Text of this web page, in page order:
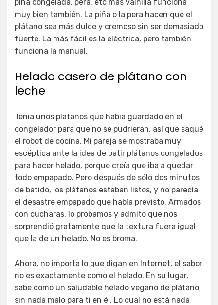
piña congelada, pera, etc más vainilla funciona
muy bien también. La piña o la pera hacen que el
plátano sea más dulce y cremoso sin ser demasiado
fuerte. La más fácil es la eléctrica, pero también
funciona la manual.
Helado casero de plátano con
leche
Tenía unos plátanos que había guardado en el
congelador para que no se pudrieran, así que saqué
el robot de cocina. Mi pareja se mostraba muy
escéptica ante la idea de batir plátanos congelados
para hacer helado, porque creía que iba a quedar
todo empapado. Pero después de sólo dos minutos
de batido, los plátanos estaban listos, y no parecía
el desastre empapado que había previsto. Armados
con cucharas, lo probamos y admito que nos
sorprendió gratamente que la textura fuera igual
que la de un helado. No es broma.
Ahora, no importa lo que digan en Internet, el sabor
no es exactamente como el helado. En su lugar,
sabe como un saludable helado vegano de plátano,
sin nada malo para ti en él. Lo cual no está nada